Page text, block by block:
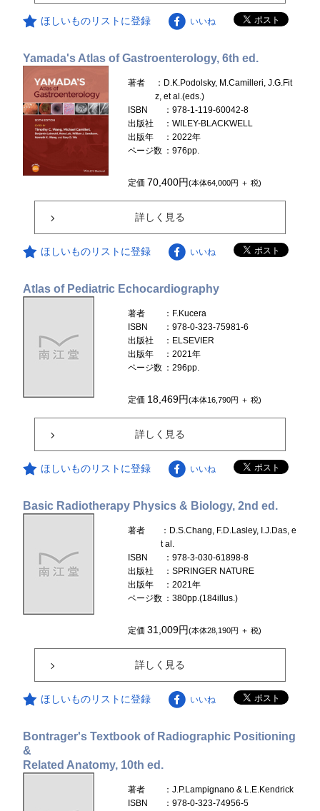
ほしいものリストに登録 いいね
Yamada's Atlas of Gastroenterology, 6th ed.
著者
：D.K.Podolsky, M.Camilleri, J.G.Fit
z, et al.(eds.)
ISBN
：978-1-119-60042-8
出版社
：WILEY-BLACKWELL
出版年
：2022年
ページ数 ：976pp.
定価 70,400円(本体64,000円 ＋ 税)
詳しく見る
ほしいものリストに登録 いいね
Atlas of Pediatric Echocardiography
著者
：F.Kucera
ISBN
：978-0-323-75981-6
出版社
：ELSEVIER
出版年
：2021年
ページ数 ：296pp.
定価 18,469円(本体16,790円 ＋ 税)
詳しく見る
ほしいものリストに登録 いいね
Basic Radiotherapy Physics & Biology, 2nd ed.
著者
：D.S.Chang, F.D.Lasley, I.J.Das, e
t al.
ISBN
：978-3-030-61898-8
出版社
：SPRINGER NATURE
出版年
：2021年
ページ数 ：380pp.(184illus.)
定価31,009円(本体28,190円 ＋ 税)
詳しく見る
ほしいものリストに登録 いいね
Bontrager's Textbook of Radiographic Positioning
&
Related Anatomy, 10th ed.
著者
：J.P.Lampignano & L.E.Kendrick
ISBN
：978-0-323-74956-5